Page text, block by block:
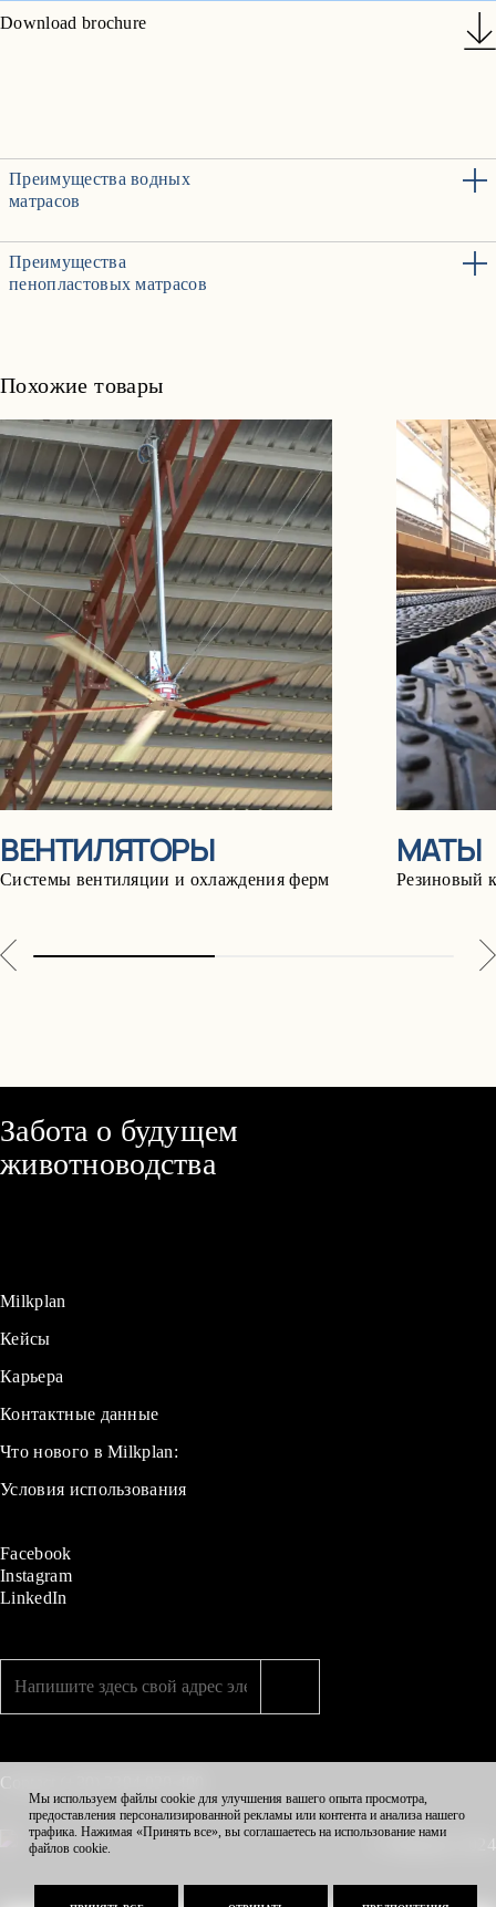
Мы используем файлы cookie для улучшения вашего опыта просмотра,
предоставления персонализированной рекламы или контента и анализа нашего
трафика. Нажимая «Принять все», вы соглашаетесь на использование нами
файлов cookie.
Download brochure
Преимущества водных
матрасов
Преимущества
пенопластовых матрасов
Похожие товары
ВЕНТИЛЯТОРЫ
Системы вентиляции и охлаждения ферм
МАТЫ
Pезиновый
Забота о будущем
животноводства
Facebook
Instagram
LinkedIn
Milkplan
Кейсы
Карьера
Контактные данные
Что нового в Milkplan:
Условия использования
Contact
© Milkplan 2024